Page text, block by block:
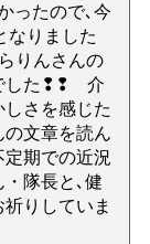
ったので､今
なりました
りんさんの
した❢❢ 介
さを感じた
の文章を読ん
期での近況
隊長と､健
りしていま